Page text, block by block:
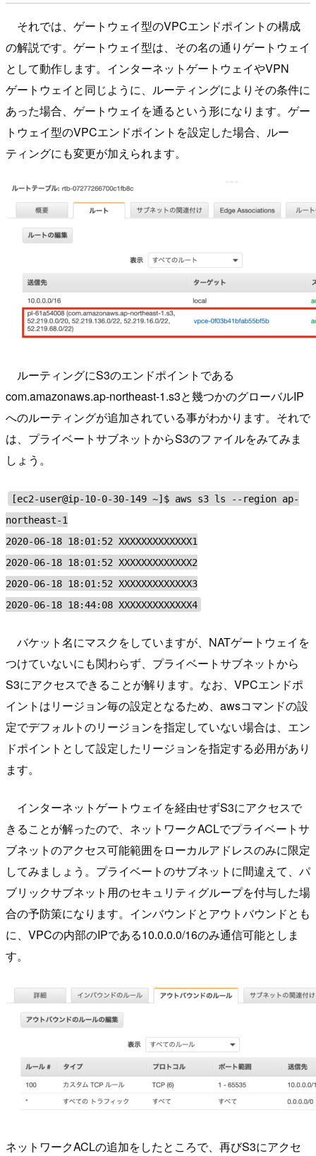
それでは、ゲートウェイ型のVPCエンドポイントの構成
の解説です。ゲートウェイ型は、その名の通りゲートウェイ
として動作します。インターネットゲートウェイやVPN
ゲートウェイと同じように、ルーティングによりその条件に
あった場合、ゲートウェイを通るという形になります。ゲー
トウェイ型のVPCエンドポイントを設定した場合、ルー
ティングにも変更が加えられます。
ルーティングにS3のエンドポイントである
com.amazonaws.ap-northeast-1.s3と幾つかのグローバルIP
へのルーティングが追加されている事がわかります。それで
は、プライベートサブネットからS3のファイルをみてみま
しょう。
[ec2-user@ip-10-0-30-149 ~]$ aws s3 ls --region ap-
northeast-1
2020-06-18 18:01:52 XXXXXXXXXXXXX1
2020-06-18 18:01:52 XXXXXXXXXXXXX2
2020-06-18 18:01:52 XXXXXXXXXXXXX3
2020-06-18 18:44:08 XXXXXXXXXXXXX4
バケット名にマスクをしていますが、NATゲートウェイを
つけていないにも関わらず、プライベートサブネットから
S3にアクセスできることが解ります。なお、VPCエンドポ
イントはリージョン毎の設定となるため、awsコマンドの設
定でデフォルトのリージョンを指定していない場合は、エン
ドポイントとして設定したリージョンを指定する必用があり
ます。
インターネットゲートウェイを経由せずS3にアクセスで
きることが解ったので、ネットワークACLでプライベートサ
ブネットのアクセス可能範囲をローカルアドレスのみに限定
してみましょう。プライベートのサブネットに間違えて、パ
ブリックサブネット用のセキュリティグループを付与した場
合の予防策になります。インバウンドとアウトバウンドとも
に、VPCの内部のIPである10.0.0.0/16のみ通信可能としま
す。
ネットワークACLの追加をしたところで、再びS3にアクセ